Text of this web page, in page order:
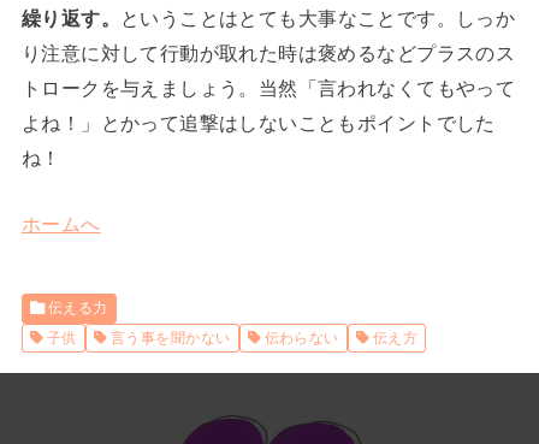
繰り返す。
ということはとても大事なことです。しっか
り注意に対して行動が取れた時は褒めるなどプラスのス
トロークを与えましょう。当然「言われなくてもやって
よね！」とかって追撃はしないこともポイントでした
ね！
ホームへ
伝える力
子供
言う事を聞かない 伝わらない 伝え方